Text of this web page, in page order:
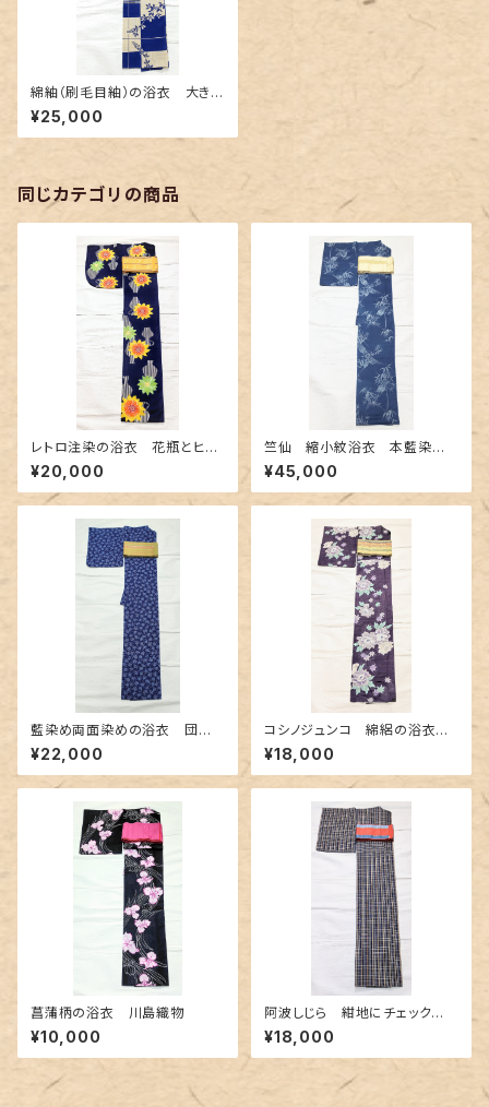
綿紬（刷毛目紬）の浴衣 大きな
市松に萩
¥25,000
同じカテゴリの商品
レトロ注染の浴衣 花瓶とヒマ
ワリ柄
¥20,000
竺仙 縮小紋浴衣 本藍染
め〜長板中形の竹柄〜
¥45,000
藍染め両面染めの浴衣 団扇
柄✕よろけ縞
¥22,000
コシノジュンコ 綿絽の浴衣
シックな紫色
¥18,000
菖蒲柄の浴衣 川島織物
¥10,000
阿波しじら 紺地にチェック
柄〜赤色とクリーム色〜
¥18,000